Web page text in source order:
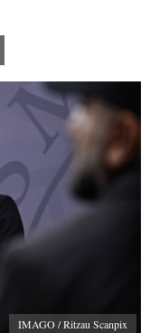
IMAGO / Ritzau Scanpix